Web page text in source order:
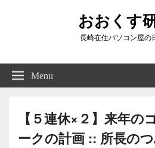
おおくす
長崎在住パソコン屋の
Right
Sidebar
Widget
Menu
【５連休×２】来年の
ークの計画 :: 所長の